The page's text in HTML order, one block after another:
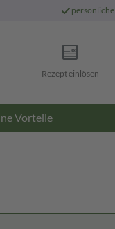
persönliche
Rezept einlösen
Vorteile